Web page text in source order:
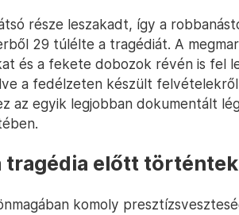
része leszakadt, így a
29 túlélte a tragédiát. A
és a fekete dobozok révén is fel
a fedélzeten készült
az egyik legjobban dokumentált
tragédia előtt
komoly